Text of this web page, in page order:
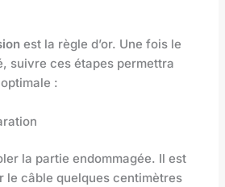
est la règle d’or. Une fois le
suivre ces étapes permettra
:
la partie endommagée. Il est
le câble quelques centimètres